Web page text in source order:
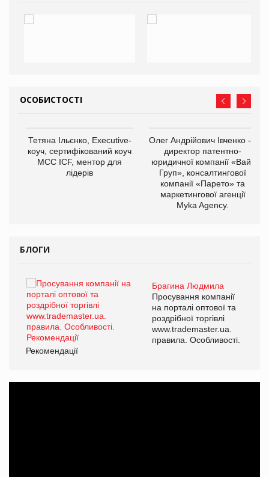
ОСОБИСТОСТІ
Тетяна Ільєнко, Executive-
коуч, сертифікований коуч
МСС ICF, ментор для
лідерів
Олег Андрійович Івченко —
директор патентно-
юридичної компанії «Вайз
Груп», консалтингової
компанії «Парето» та
маркетингової агенції
Myka Agency.
БЛОГИ
Брагина Людмила
Просування компанії
на порталі оптової та
роздрібної торгівлі
www.trademaster.ua.
правила. Особливості.
Рекомендації